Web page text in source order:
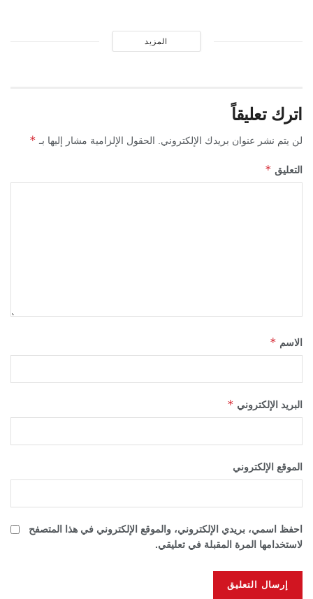
المزيد
اترك تعليقاً
لن يتم نشر عنوان بريدك الإلكتروني. الحقول الإلزامية مشار إليها بـ *
التعليق *
الاسم *
البريد الإلكتروني *
الموقع الإلكتروني
احفظ اسمي، بريدي الإلكتروني، والموقع الإلكتروني في هذا المتصفح
لاستخدامها المرة المقبلة في تعليقي.